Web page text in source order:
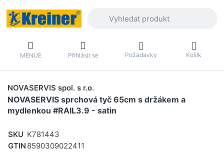
MENUE Přihlásit se Požadavky Košík
NOVASERVIS spol. s r.o.
NOVASERVIS sprchová tyč 65cm s držákem a
mydlenkou #RAIL3.9 - satin
SKU K781443
GTIN 8590309022411